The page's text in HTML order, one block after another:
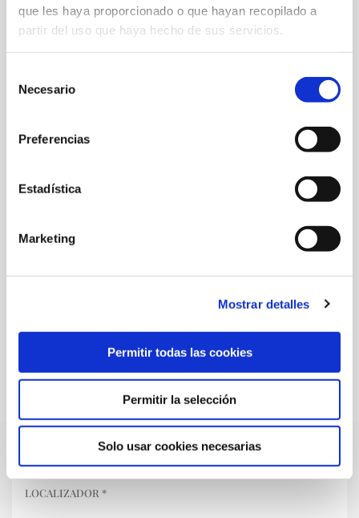
que les haya proporcionado o que hayan recopilado a
partir del uso que haya hecho de sus servicios.
Necesario
Preferencias
Estadística
Marketing
Mostrar detalles
Permitir todas las cookies
Permitir la selección
Solo usar cookies necesarias
Aceptación de la Ley de Protección de Datos
Acepto recibir información comercial que
pueda ser de mi interés
MI RESERVA